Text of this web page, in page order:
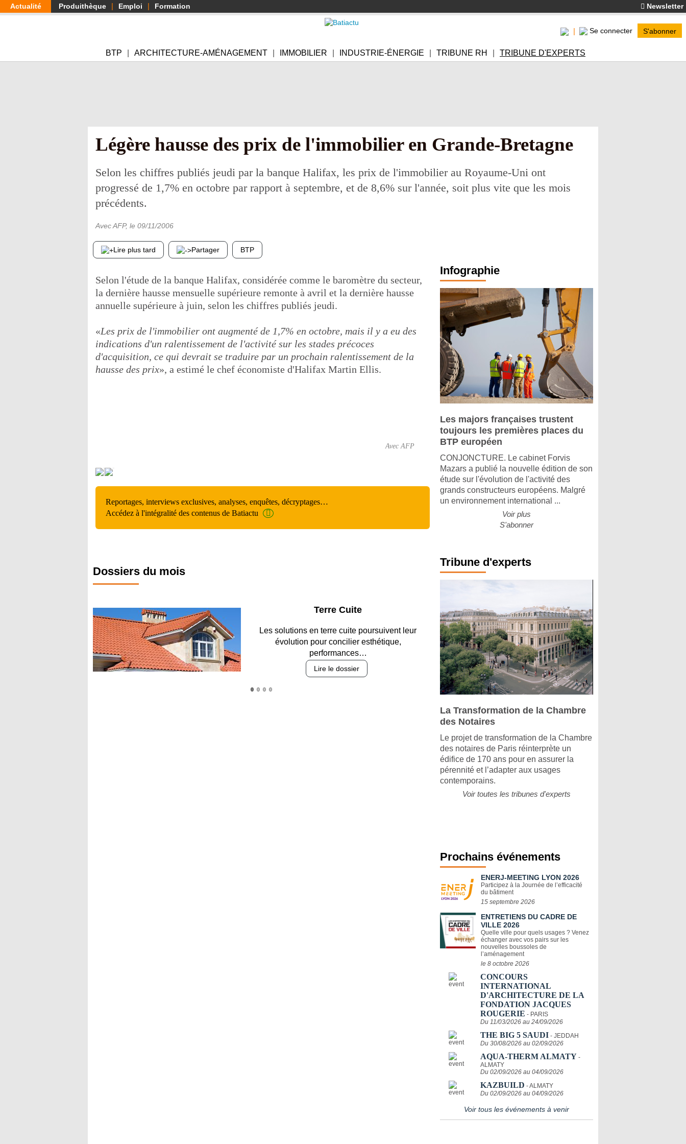
Aller
au
Actualité Produithèque Emploi Formation Newsletter
Se connecter S'abonner
BTP ARCHITECTURE-AMÉNAGEMENT IMMOBILIER INDUSTRIE-ÉNERGIE TRIBUNE RH TRIBUNE D'EXPERTS
Légère hausse des prix de l'immobilier en Grande-Bretagne
Selon les chiffres publiés jeudi par la banque Halifax, les prix de l'immobilier au Royaume-Uni ont
progressé de 1,7% en octobre par rapport à septembre, et de 8,6% sur l'année, soit plus vite que les mois
précédents.
Avec AFP, le 09/11/2006
Lire plus tard Partager BTP
Selon l'étude de la banque Halifax, considérée comme le baromètre du secteur,
la dernière hausse mensuelle supérieure remonte à avril et la dernière hausse
annuelle supérieure à juin, selon les chiffres publiés jeudi.
«Les prix de l'immobilier ont augmenté de 1,7% en octobre, mais il y a eu des
indications d'un ralentissement de l'activité sur les stades précoces
d'acquisition, ce qui devrait se traduire par un prochain ralentissement de la
hausse des prix», a estimé le chef économiste d'Halifax Martin Ellis.
Avec AFP
Reportages, interviews exclusives, analyses, enquêtes, décryptages…
Accédez à l'intégralité des contenus de Batiactu
Dossiers du mois
Terre Cuite
Les solutions en terre cuite poursuivent leur
évolution pour concilier esthétique,
performances…
Lire le dossier
Parking et garages
Entre circulation, sécurisation des accès,
durabilité des revêtements et intégration…
Lire le dossier
Infographie
Les majors françaises trustent
toujours les premières places du
BTP européen
CONJONCTURE. Le cabinet Forvis
Mazars a publié la nouvelle édition de son
étude sur l'évolution de l'activité des
grands constructeurs européens. Malgré
un environnement international ...
Voir plus
S'abonner
Tribune d'experts
La Transformation de la Chambre
des Notaires
Le projet de transformation de la Chambre
des notaires de Paris réinterprète un
édifice de 170 ans pour en assurer la
pérennité et l’adapter aux usages
contemporains.
Voir toutes les tribunes d'experts
Prochains événements
ENERJ-MEETING LYON 2026
Participez à la Journée de l’efficacité
du bâtiment
15 septembre 2026
ENTRETIENS DU CADRE DE
VILLE 2026
Quelle ville pour quels usages ? Venez
échanger avec vos pairs sur les
nouvelles boussoles de
l’aménagement
le 8 octobre 2026
CONCOURS
INTERNATIONAL
D'ARCHITECTURE DE LA
FONDATION JACQUES
ROUGERIE - PARIS
Du 11/03/2026 au 24/09/2026
THE BIG 5 SAUDI - JEDDAH
Du 30/08/2026 au 02/09/2026
AQUA-THERM ALMATY -
ALMATY
Du 02/09/2026 au 04/09/2026
KAZBUILD - ALMATY
Du 02/09/2026 au 04/09/2026
Voir tous les événements à venir